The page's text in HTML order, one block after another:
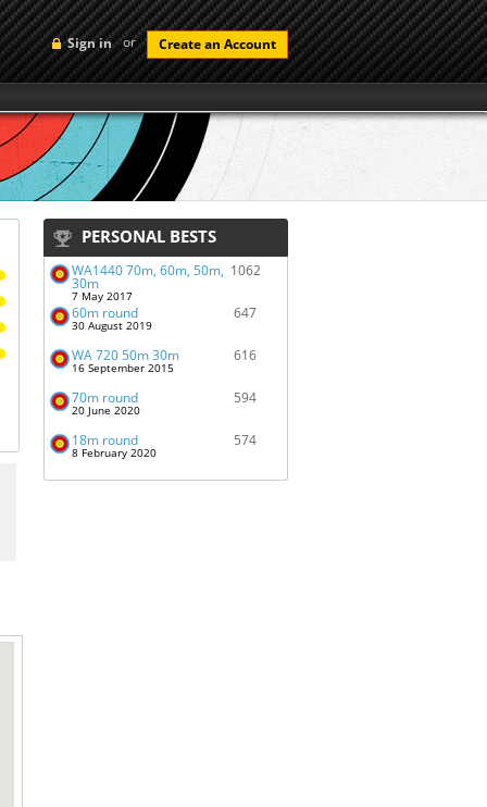
Sign in or Create an Account
PERSONAL BESTS
WA1440 70m, 60m, 50m,
30m
7 May 2017
1062
60m round
30 August 2019
647
WA 720 50m 30m
16 September 2015
616
70m round
20 June 2020
594
18m round
8 February 2020
574